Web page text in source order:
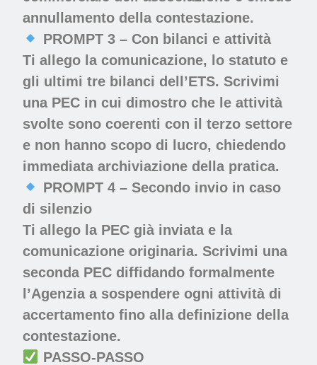
annullamento della contestazione.
PROMPT 3 – Con bilanci e attività
Ti allego la comunicazione, lo statuto e
gli ultimi tre bilanci dell’ETS. Scrivimi
una PEC in cui dimostro che le attività
svolte sono coerenti con il terzo settore
e non hanno scopo di lucro, chiedendo
immediata archiviazione della pratica.
PROMPT 4 – Secondo invio in caso
di silenzio
Ti allego la PEC già inviata e la
comunicazione originaria. Scrivimi una
seconda PEC diffidando formalmente
l’Agenzia a sospendere ogni attività di
accertamento fino alla definizione della
contestazione.
PASSO-PASSO